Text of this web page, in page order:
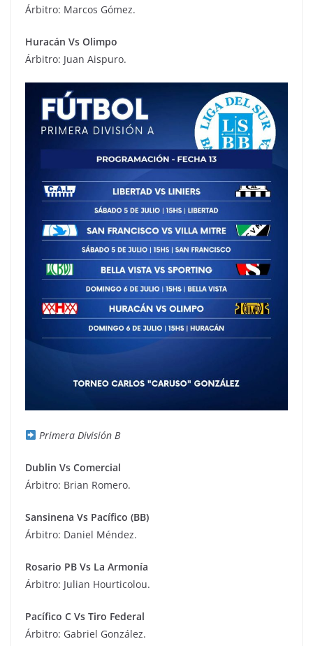
Árbitro: Marcos Gómez.
Huracán Vs Olimpo
Árbitro: Juan Aispuro.
Primera División B
Dublin Vs Comercial
Árbitro: Brian Romero.
Sansinena Vs Pacífico (BB)
Árbitro: Daniel Méndez.
Rosario PB Vs La Armonía
Árbitro: Julian Hourticolou.
Pacífico C Vs Tiro Federal
Árbitro: Gabriel González.